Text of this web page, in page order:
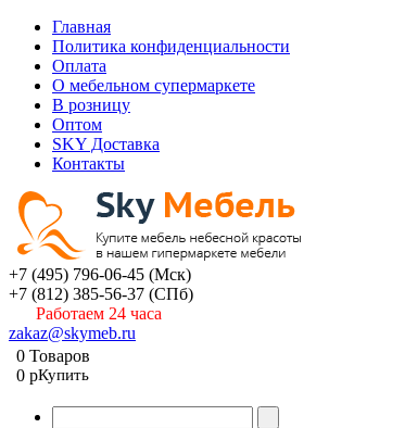
Главная
Политика конфиденциальности
Оплата
О мебельном супермаркете
В розницу
Оптом
SKY Доставка
Контакты
+7 (495) 796-06-45 (Мск)
+7 (812) 385-56-37 (СПб)
Работаем 24 часа
zakaz@skymeb.ru
0 Товаров
0 pКупить